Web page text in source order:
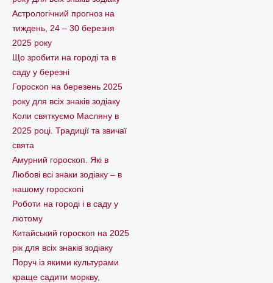
Астрологічний прогноз на
тиждень, 24 – 30 березня
2025 року
Що зробити на городі та в
саду у березні
Гороскоп на березень 2025
року для всіх знаків зодіаку
Коли святкуємо Масляну в
2025 році. Традиції та звичаї
свята
Амурний гороскоп. Які в
Любові всі знаки зодіаку – в
нашому гороскопі
Pоботи на городі і в саду у
лютому
Китайський гороскоп на 2025
рік для всіх знаків зодіаку
Поруч із якими культурами
краще садити моркву,